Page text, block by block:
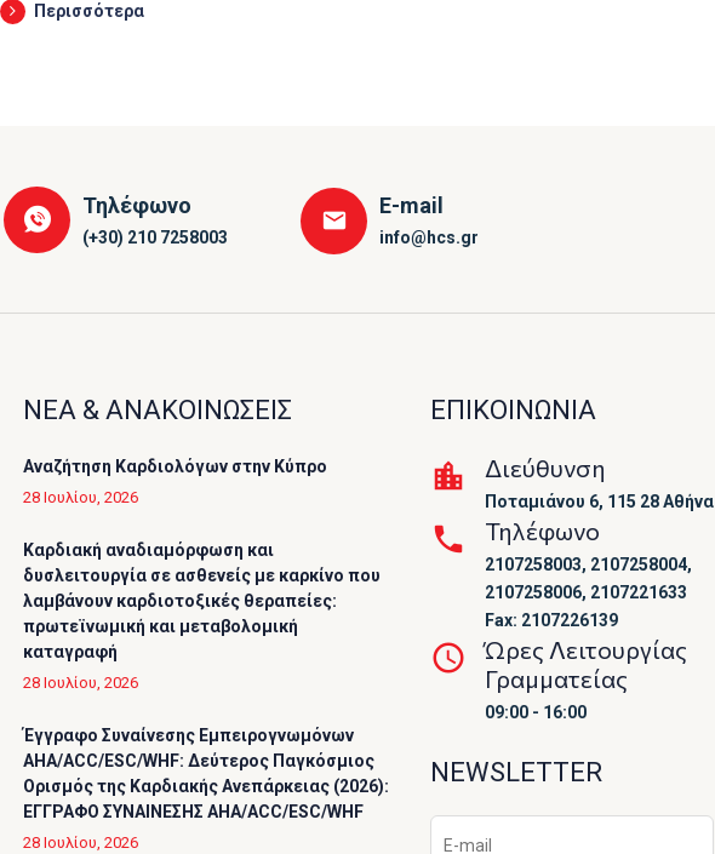
Περισσότερα
Τηλέφωνο
(+30) 210 7258003
E-mail
info@hcs.gr
ΝΕΑ & ΑΝΑΚΟΙΝΩΣΕΙΣ
Αναζήτηση Καρδιολόγων στην Κύπρο
28 Ιουλίου, 2026
Καρδιακή αναδιαμόρφωση και
δυσλειτουργία σε ασθενείς με καρκίνο που
λαμβάνουν καρδιοτοξικές θεραπείες:
πρωτεϊνωμική και μεταβολομική
καταγραφή
28 Ιουλίου, 2026
Έγγραφο Συναίνεσης Εμπειρογνωμόνων
AHA/ACC/ESC/WHF: Δεύτερος Παγκόσμιος
Ορισμός της Καρδιακής Ανεπάρκειας (2026):
ΕΓΓΡΑΦΟ ΣΥΝΑΙΝΕΣΗΣ AHA/ACC/ESC/WHF
28 Ιουλίου, 2026
ΕΠΙΚΟΙΝΩΝΙΑ
Διεύθυνση
Ποταμιάνου 6, 115 28 Αθήνα
Τηλέφωνο
2107258003, 2107258004,
2107258006, 2107221633
Fax: 2107226139
Ώρες Λειτουργίας
Γραμματείας
09:00 - 16:00
NEWSLETTER